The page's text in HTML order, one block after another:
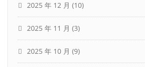
2025 年 12 月 (10)
2025 年 11 月 (3)
2025 年 10 月 (9)